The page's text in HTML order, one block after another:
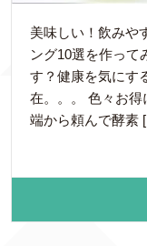
美味しい！飲みや
ング10選を作って
す？健康を気にす
在。。。 色々お得
端から頼んで酵素